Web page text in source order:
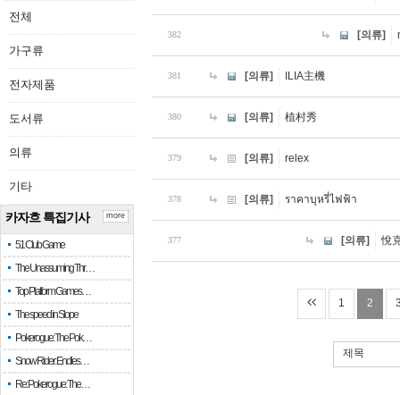
전체
가구류
전자제품
도서류
의류
기타
카자흐 특집기사
51 Club Game
The Unassuming Thr…
Top Platform Games…
The speed in Slope
Pokerogue: The Pok…
Snow Rider: Endles…
Re: Pokerogue: The…
more
382 [의류]
381 [의류] ILIA主機
380 [의류] 植村秀
379 [의류] relex
378 [의류] ราคาบุหรี่ไฟฟ้า
377 [의류] 悅
1 2
제목